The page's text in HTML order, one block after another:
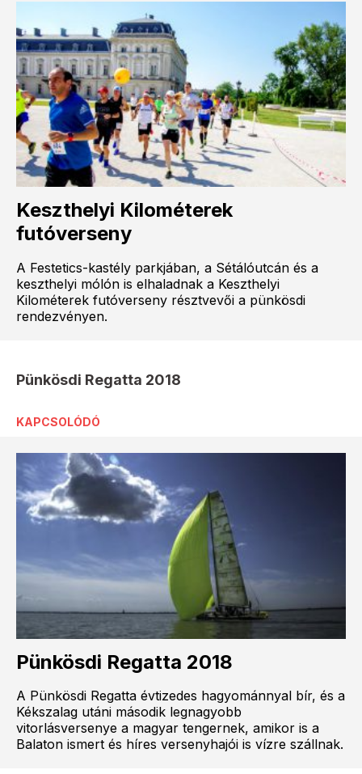
Keszthelyi Kilométerek
futóverseny
A Festetics-kastély parkjában, a Sétálóutcán és a
keszthelyi mólón is elhaladnak a Keszthelyi
Kilométerek futóverseny résztvevői a pünkösdi
rendezvényen.
Pünkösdi Regatta 2018
KAPCSOLÓDÓ
Pünkösdi Regatta 2018
A Pünkösdi Regatta évtizedes hagyománnyal bír, és a
Kékszalag utáni második legnagyobb
vitorlásversenye a magyar tengernek, amikor is a
Balaton ismert és híres versenyhajói is vízre szállnak.